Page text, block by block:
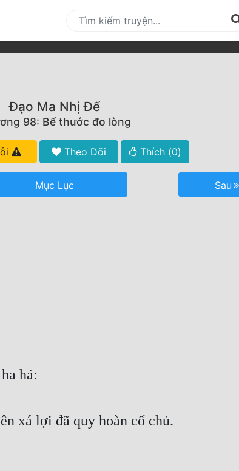
Đạo Ma Nhị Đế
98: Bể thước đo lòng
Theo Dõi Thích (0)
Mục Lục Sau
hả:
xá lợi đã quy hoàn cố chủ.